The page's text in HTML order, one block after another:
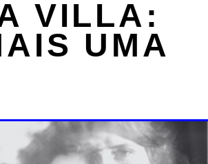
VILLA:
UMA